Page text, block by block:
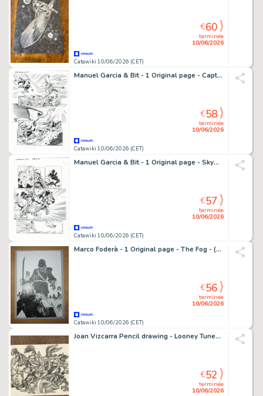
Catawiki 10/06/2026 (CET)
terminée
10/06/2026
€60
Manuel Garcia & Bit - 1 Original page - Captain Midnight - #13 Page 17
Catawiki 10/06/2026 (CET)
terminée
10/06/2026
€58
Manuel Garcia & Bit - 1 Original page - Skyman - #3 Page 18
Catawiki 10/06/2026 (CET)
terminée
10/06/2026
€57
Marco Foderà - 1 Original page - The Fog - (official sequel of John Carpenter's movie) - 2023
Catawiki 10/06/2026 (CET)
terminée
10/06/2026
€56
Joan Vizcarra Pencil drawing - Looney Tunes Family Portrait – Hand Signed Original Artwork
terminée
10/06/2026
€52